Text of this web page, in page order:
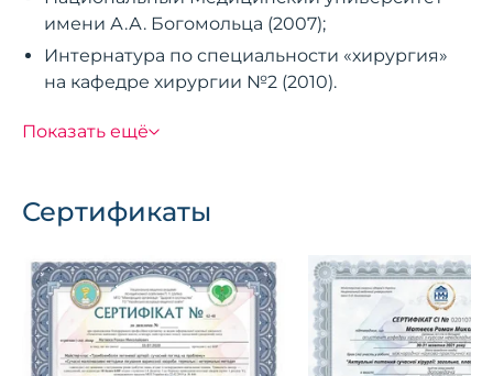
имени А.А. Богомольца (2007);
Интернатура по специальности «хирургия»
на кафедре хирургии №2 (2010).
Дополнительное образование
(2018);
(2020);
Клинико-диагностические особенности
медуллярной карциномы щитовидной
железы (2020);
Показать ещё
Сертификаты